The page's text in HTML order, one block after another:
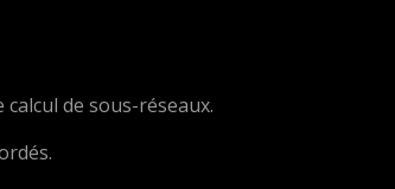
de sous-réseaux.